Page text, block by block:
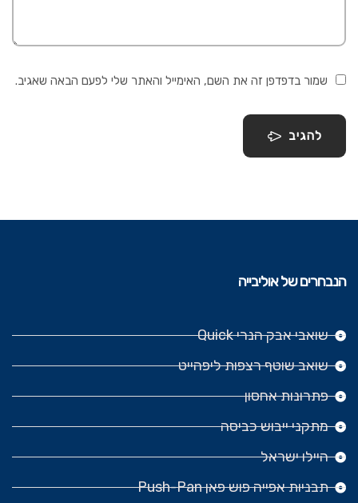
שמור בדפדפן זה את השם, האימייל והאתר שלי לפעם הבאה שאגיב.
להגיב
הנבחרים של אוליבייה
שואבי אבק הנרי Quick
שואב שוטף רצפות ליפהייט
פתרונות אחסון
מתקני ייבוש כביסה
היילו ישראל
תבניות אפייה פוש פאן Push-Pan